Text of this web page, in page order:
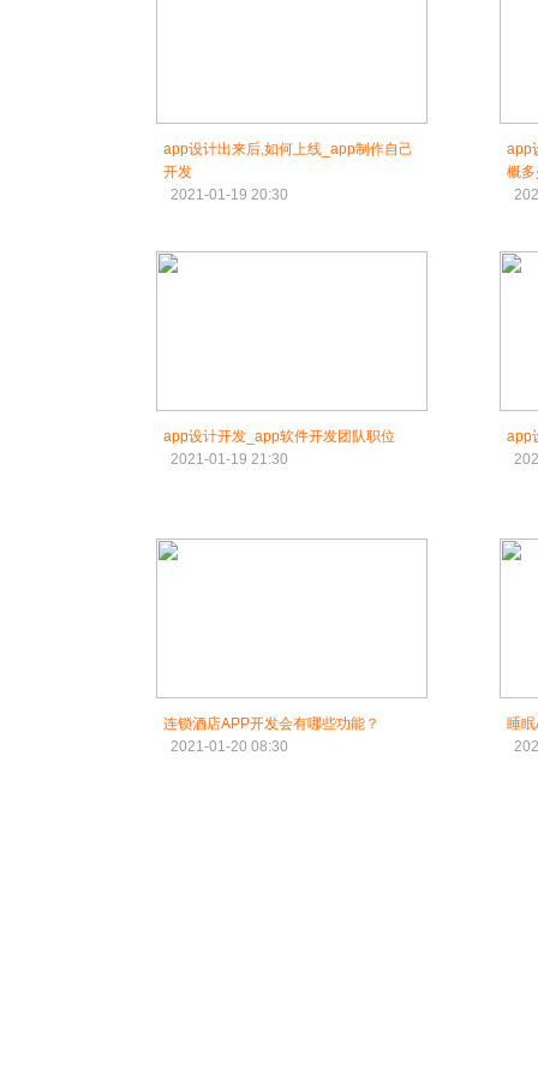
app设计出来后,如何上线_app制作自己
开发
2021-01-19 20:30
app
概
app设计开发_app软件开发团队职位
2021-01-19 21:30
app
连锁酒店APP开发会有哪些功能？
2021-01-20 08:30
睡